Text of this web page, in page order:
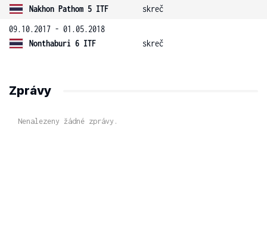
Nakhon Pathom 5 ITF
skreč
09.10.2017 - 01.05.2018
Nonthaburi 6 ITF
skreč
Zprávy
Nenalezeny žádné zprávy.